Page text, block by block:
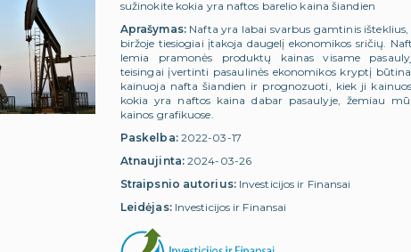
sužinokite kokia yra naftos barelio kaina šiandien
Aprašymas: Nafta yra labai svarbus gamtinis
biržoje tiesiogiai įtakoja daugelį ekonomikos sričių.
lemia pramonės produktų kainas visame
teisingai įvertinti pasaulinės ekonomikos kryptį
kainuoja nafta šiandien ir prognozuoti, kiek ji
kokia yra naftos kaina dabar pasaulyje, žemiau
kainos grafikuose.
Paskelba: 2022-03-17
Atnaujinta:2024-03-26
Straipsnio autorius: Investicijos ir Finansai
Leidėjas: Investicijos ir Finansai